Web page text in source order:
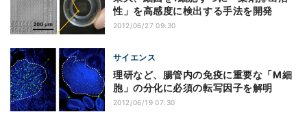
性」を高感度に検出する手法を開発
2012/06/27 09:30
サイエンス
理研など、腸管内の免疫に重要な「M細
胞」の分化に必須の転写因子を解明
2012/06/19 07:30